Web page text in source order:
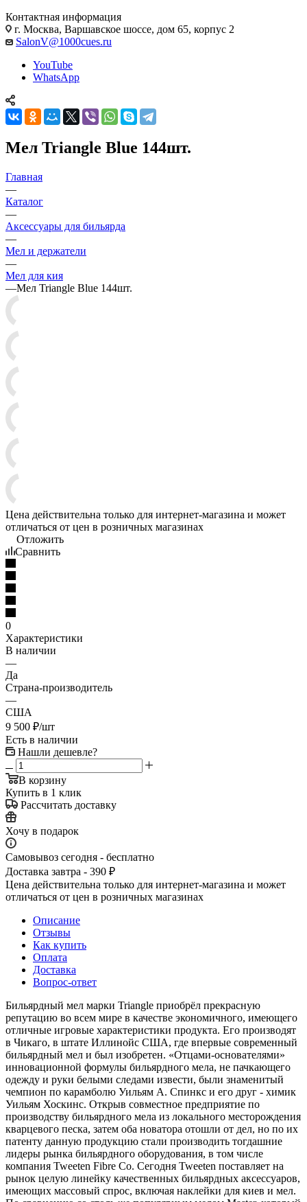
Контактная информация
г. Москва, Варшавское шоссе, дом 65, корпус 2
SalonV@1000cues.ru
YouTube
WhatsApp
Мел Triangle Blue 144шт.
Главная
—
Каталог
—
Аксессуары для бильярда
—
Мел и держатели
—
Мел для кия
—Мел Triangle Blue 144шт.
Цена действительна только для интернет-магазина и может
отличаться от цен в розничных магазинах
Отложить
Сравнить
0
Характеристики
В наличии
—
Да
Страна-производитель
—
США
9 500 ₽/шт
Есть в наличии
Нашли дешевле?
В корзину
Купить в 1 клик
Рассчитать доставку
Хочу в подарок
Самовывоз сегодня - бесплатно
Доставка завтра - 390 ₽
Цена действительна только для интернет-магазина и может
отличаться от цен в розничных магазинах
Описание
Отзывы
Как купить
Оплата
Доставка
Вопрос-ответ
Бильярдный мел марки Triangle приобрёл прекрасную
репутацию во всем мире в качестве экономичного, имеющего
отличные игровые характеристики продукта. Его производят
в Чикаго, в штате Иллинойс США, где впервые современный
бильярдный мел и был изобретен. «Отцами-основателями»
инновационной формулы бильярдного мела, не пачкающего
одежду и руки белыми следами извести, были знаменитый
чемпион по карамболю Уильям А. Спинкс и его друг - химик
Уильям Хоскинс. Открыв совместное предприятие по
производству бильярдного мела из локального месторождения
кварцевого песка, затем оба новатора отошли от дел, но по их
патенту данную продукцию стали производить тогдашние
лидеры рынка бильярдного оборудования, в том числе
компания Tweeten Fibre Co. Cегодня Tweeten поставляет на
рынок целую линейку качественных бильярдных аксессуаров,
имеющих массовый спрос, включая наклейки для киев и мел.